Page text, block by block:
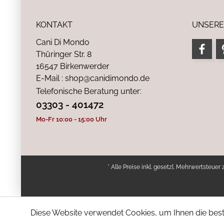
KONTAKT
Cani Di Mondo
Thüringer Str. 8
16547 Birkenwerder
E-Mail : shop@canidimondo.de
Telefonische Beratung unter:
03303 - 401472
Mo-Fr 10:00 - 15:00 Uhr
* Alle Preise inkl. gesetzl. Mehrwertsteuer
Diese Website verwendet Cookies, um Ihnen die